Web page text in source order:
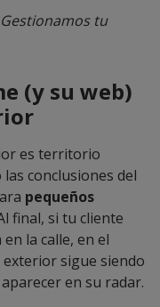
tu
(y su web)
es territorio
conclusiones del
pequeños
final, si tu cliente
la calle, en el
sigue siendo
en su radar.